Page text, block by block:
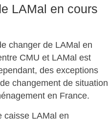
LAMal en cours
changer de LAMal en
CMU et LAMal est
des exceptions
changement de situation
en France.
caisse LAMal en